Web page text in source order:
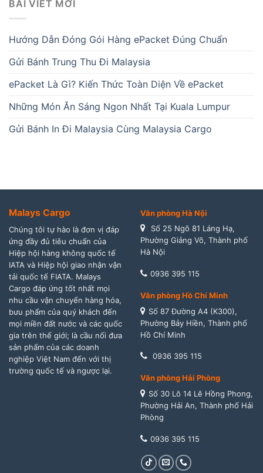
BÀI VIẾT MỚI
Hướng Dẫn Đóng Gói Hàng ePacket Đúng Chuẩn
Gửi Bánh Trung Thu Đi Malaysia
ePacket Là Gì? Kiến Thức Toàn Diện Về ePacket
Những Món Ăn Sáng Ngon Nhất Tại Kuala Lumpur
Gửi Bánh In Đi Malaysia Cùng Malaysia Cargo
Malays Cargo
Chúng tôi tự hào là đơn vị đáp
ứng đầy đủ tiêu chuẩn của
Hiệp hội hàng không quốc tế
IATA và Hiệp hội giao nhận vận
tải quốc tế FIATA. Malays
Cargo đáp ứng tốt nhất mọi
nhu cầu vận chuyển hàng hóa,
bưu phẩm của quý khách đến
mọi miền đất nước và các quốc
gia trên thế giới; là cầu nối đưa
sản phẩm của các doanh
nghiệp Việt Nam đến với thị
trường quốc tế và ngược lại.
Văn phòng Hà Nội
Số 25 Ngõ 81 Láng Hạ,
Phường Giảng Võ, Thành phố
Hà Nội
0936 395 115
Văn phòng Hồ Chí Minh
Số 87 Đường A4 (K300),
Phường Bảy Hiền, Thành phố
Hồ Chí Minh
0936 395 115
Văn phòng Hải Phòng
Số 30 Lô 14 Lê Hồng Phong,
Phường Hải An, Thành phố Hải
Phòng
0936 395 115